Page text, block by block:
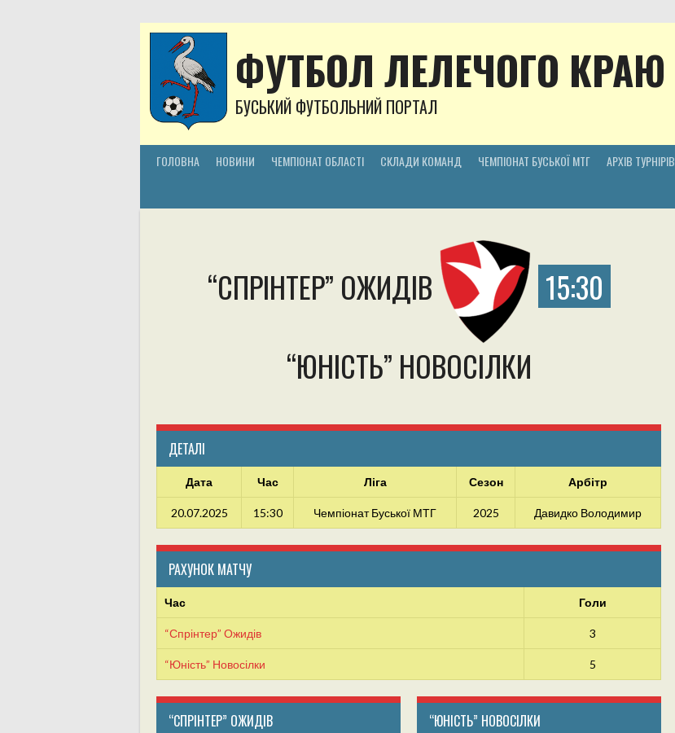
ФУТБОЛ ЛЕЛЕЧОГО КРАЮ
БУСЬКИЙ ФУТБОЛЬНИЙ ПОРТАЛ
ГОЛОВНА НОВИНИ ЧЕМПІОНАТ ОБЛАСТІ СКЛАДИ КОМАНД ЧЕМПІОНАТ БУСЬКОЇ МТГ АРХІВ ТУРНІРІВ
“СПРІНТЕР” ОЖИДІВ
15:30
“ЮНІСТЬ” НОВОСІЛКИ
ДЕТАЛІ
Дата Час Ліга Сезон Арбітр
20.07.2025 15:30 Чемпіонат Буської МТГ 2025 Давидко Володимир
РАХУНОК МАТЧУ
Час Голи
“Спрінтер” Ожидів 3
“Юність” Новосілки 5
“СПРІНТЕР” ОЖИДІВ “ЮНІСТЬ” НОВОСІЛКИ